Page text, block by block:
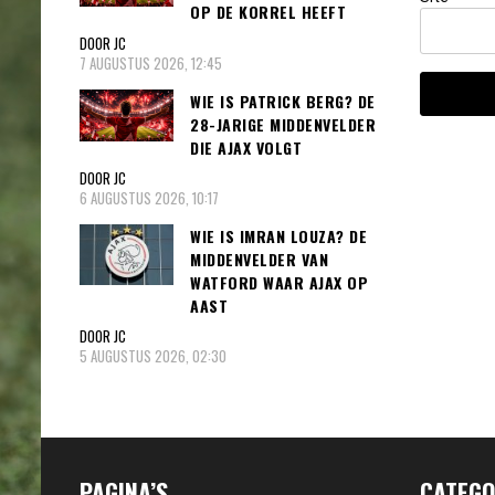
OP DE KORREL HEEFT
DOOR JC
7 AUGUSTUS 2026, 12:45
WIE IS PATRICK BERG? DE
28-JARIGE MIDDENVELDER
DIE AJAX VOLGT
DOOR JC
6 AUGUSTUS 2026, 10:17
WIE IS IMRAN LOUZA? DE
MIDDENVELDER VAN
WATFORD WAAR AJAX OP
AAST
DOOR JC
5 AUGUSTUS 2026, 02:30